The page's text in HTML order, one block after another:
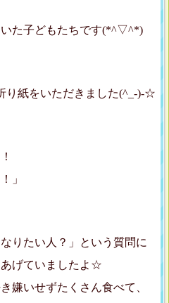
た子どもたちです(*^▽^*)
り紙をいただきました(^_-)-☆
」
りたい人？」という質問に
げていましたよ☆
嫌いせずたくさん食べて、